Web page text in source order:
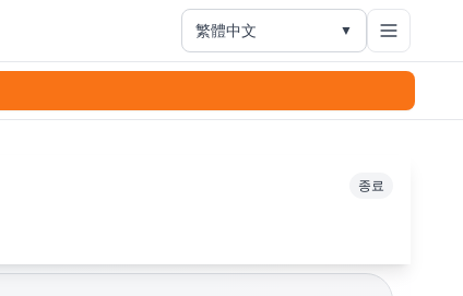
繁體中文 ▼
종료